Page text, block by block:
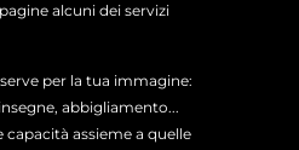
alcuni dei servizi
per la tua immagine:
abbigliamento...
assieme a quelle